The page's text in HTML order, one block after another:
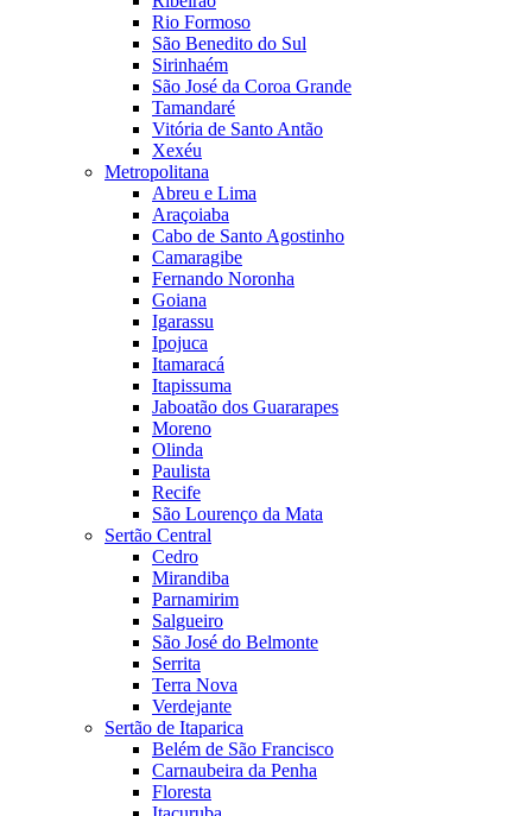
Rio Formoso
São Benedito do Sul
Sirinhaém
São José da Coroa Grande
Tamandaré
Vitória de Santo Antão
Xexéu
Metropolitana
Abreu e Lima
Araçoiaba
Cabo de Santo Agostinho
Camaragibe
Fernando Noronha
Goiana
Igarassu
Ipojuca
Itamaracá
Itapissuma
Jaboatão dos Guararapes
Moreno
Olinda
Paulista
Recife
São Lourenço da Mata
Sertão Central
Cedro
Mirandiba
Parnamirim
Salgueiro
São José do Belmonte
Serrita
Terra Nova
Verdejante
Sertão de Itaparica
Belém de São Francisco
Carnaubeira da Penha
Floresta